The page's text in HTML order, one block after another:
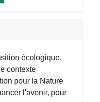
écologique,
contexte
pour la Nature
l'avenir, pour